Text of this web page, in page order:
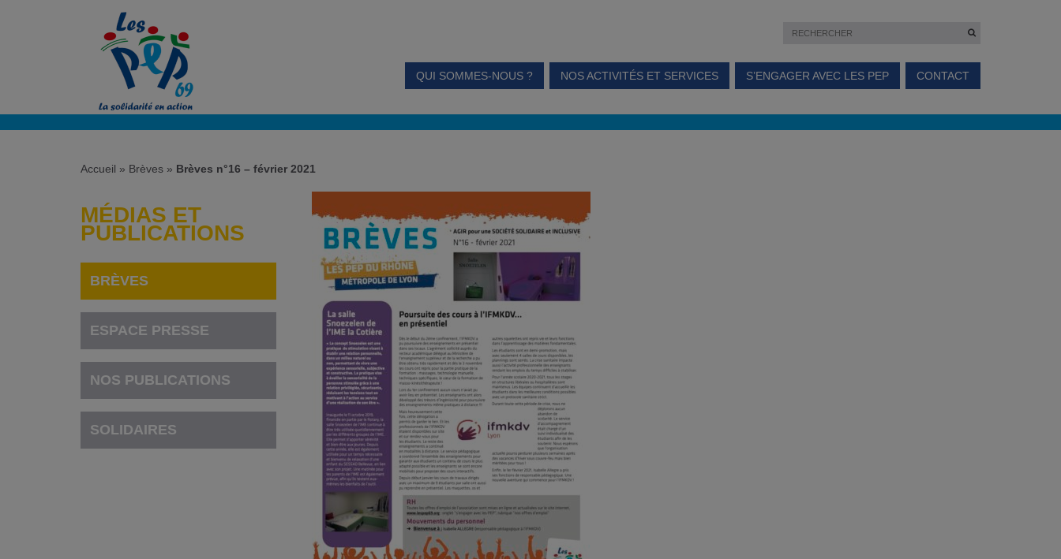
QUI SOMMES-NOUS ? NOS ACTIVITÉS ET SERVICES S’ENGAGER AVEC LES PEP CONTACT
Accueil » Brèves » Brèves n°16 – février 2021
MÉDIAS ET
PUBLICATIONS
BRÈVES
ESPACE PRESSE
NOS PUBLICATIONS
SOLIDAIRES